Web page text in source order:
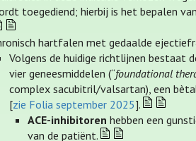
toegediend; hierbij is het bepalen
hartfalen met gedaalde
Volgens de huidige richtlijnen bestaat
vier geneesmiddelen (“foundational
complex sacubitril/valsartan), een
[zie Folia september 2025].
ACE-inhibitoren hebben een
van de patiënt.